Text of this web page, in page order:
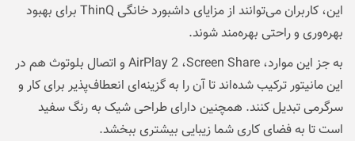
این، کاربران می‌توانند از مزایای داشبورد خانگی ThinQ برای بهبود
بهره‌وری و راحتی بهره‌مند شوند.
به جز این موارد، AirPlay 2 ،Screen Share و اتصال بلوتوث هم در
این مانیتور ترکیب شده‌اند تا آن را به گزینه‌ای انعطاف‌پذیر برای کار و
سرگرمی تبدیل کنند. همچنین دارای طراحی شیک به رنگ سفید
است تا به فضای کاری شما زیبایی بیشتری ببخشد.